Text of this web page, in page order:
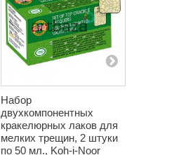
Набор
двухкомпонентных
кракелюрных лаков для
мелких трещин, 2 штуки
по 50 мл., Koh-i-Noor